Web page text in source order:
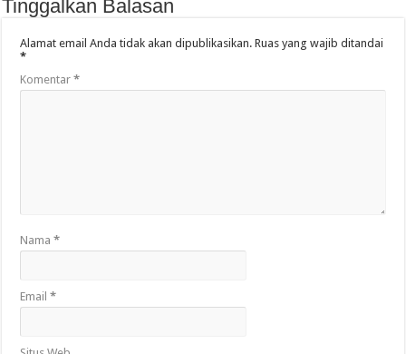
Tinggalkan Balasan
Alamat email Anda tidak akan dipublikasikan. Ruas yang wajib ditandai
*
Komentar*
Nama*
Email*